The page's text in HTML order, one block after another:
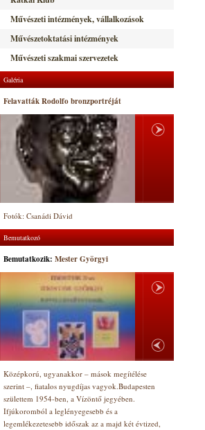
Művészeti intézmények, vállalkozások
Művészetoktatási intézmények
Művészeti szakmai szervezetek
Galéria
Felavatták Rodolfo bronzportréját
Fotók: Csanádi Dávid
Bemutatkozó
Bemutatkozik: Mester Györgyi
Középkorú, ugyanakkor – mások megítélése
szerint –, fiatalos nyugdíjas vagyok.Budapesten
születtem 1954-ben, a Vízöntő jegyében.
Ifjúkoromból a leglényegesebb és a
legemlékezetesebb időszak az a majd két évtized,